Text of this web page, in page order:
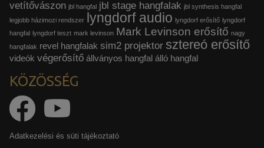
vetítővászon jbl hangfal jbl stage hangfalak jbl synthesis hangfal
legjobb házimozi rendszer lyngdorf audio lyngdorf erősítő lyngdorf
hangfal lyngdorf teszt mark levinson Mark Levinson erősítő nagy
hangfalak revel hangfalak sim2 projektor sztereó erősítő
videók végerősítő állványos hangfal álló hangfal
KÖZÖSSÉG
Adatkezelési és süti tájékoztató